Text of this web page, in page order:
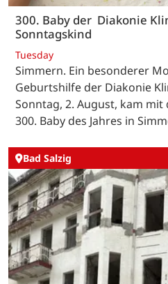
300. Baby der Diakonie
Sonntagskind
Tuesday
Simmern. Ein besonderer
Geburtshilfe der Diakonie
Sonntag, 2. August, kam mit
300. Baby des Jahres in
Bad Salzig